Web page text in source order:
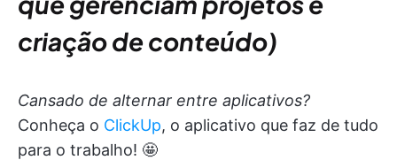
criação de conteúdo)
Cansado de alternar entre aplicativos?
Conheça o ClickUp, o aplicativo que faz de tudo
para o trabalho! 🤩